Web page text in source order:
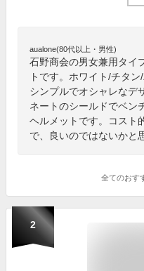
aualone(80代以上・男性)
石野商会の男女兼用タイ
トです。ホワイト/チタ
シンプルでオシャレなデ
ネートのシールドでベン
ヘルメットです。コスト
で、良いのではないかと
全てのおす
2